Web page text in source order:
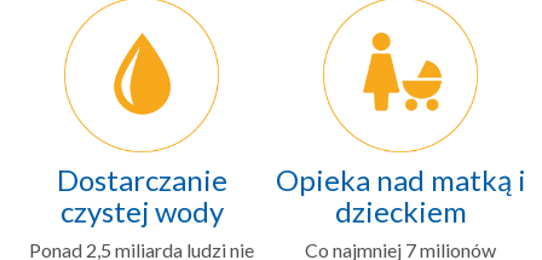
Dostarczanie
czystej wody
Ponad 2,5 miliarda ludzi nie
Opieka nad matką i
dzieckiem
Co najmniej 7 milionów